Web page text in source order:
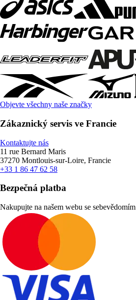
Objevte všechny naše značky
Zákaznický servis ve Francie
Kontaktujte nás
11 rue Bernard Maris
37270 Montlouis-sur-Loire, Francie
+33 1 86 47 62 58
Bezpečná platba
Nakupujte na našem webu se sebevědomím